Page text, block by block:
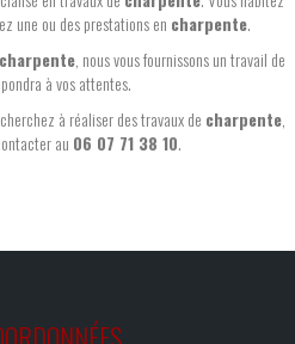
une ou des prestations en charpente.
charpente, nous vous fournissons un travail de
à vos attentes.
à réaliser des travaux de charpente,
au 06 07 71 38 10.